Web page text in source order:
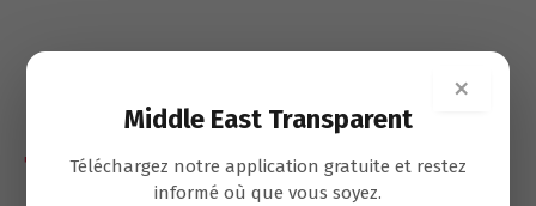
Tequila à 800 dollars
×
Middle East Transparent
Téléchargez notre application gratuite et restez
informé où que vous soyez.